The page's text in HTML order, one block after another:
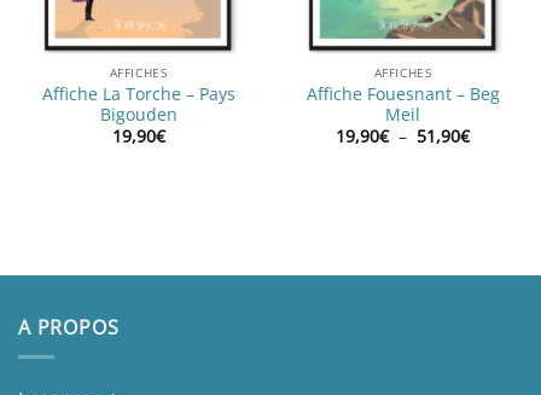
AFFICHES
Affiche La Torche – Pays
Bigouden
19,90€
AFFICHES
Affiche Fouesnant – Beg
Meil
19,90€ – 51,90€Plage
A PROPOS